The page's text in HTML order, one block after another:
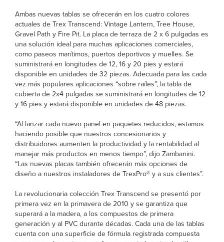
Ambas nuevas tablas se ofrecerán en los cuatro colores
actuales de Trex Transcend: Vintage Lantern, Tree House,
Gravel Path y Fire Pit. La placa de terraza de 2 x 6 pulgadas es
una solución ideal para muchas aplicaciones comerciales,
como paseos marítimos, puertos deportivos y muelles. Se
suministrará en longitudes de 12, 16 y 20 pies y estará
disponible en unidades de 32 piezas. Adecuada para las cada
vez más populares aplicaciones “sobre raíles”, la tabla de
cubierta de 2x4 pulgadas se suministrará en longitudes de 12
y 16 pies y estará disponible en unidades de 48 piezas.
“Al lanzar cada nuevo panel en paquetes reducidos, estamos
haciendo posible que nuestros concesionarios y
distribuidores aumenten la productividad y la rentabilidad al
manejar más productos en menos tiempo”, dijo Zambanini.
“Las nuevas placas también ofrecerán más opciones de
diseño a nuestros instaladores de TrexPro® y a sus clientes”.
La revolucionaria colección Trex Transcend se presentó por
primera vez en la primavera de 2010 y se garantiza que
superará a la madera, a los compuestos de primera
generación y al PVC durante décadas. Cada una de las tablas
cuenta con una superficie de fórmula registrada compuesta